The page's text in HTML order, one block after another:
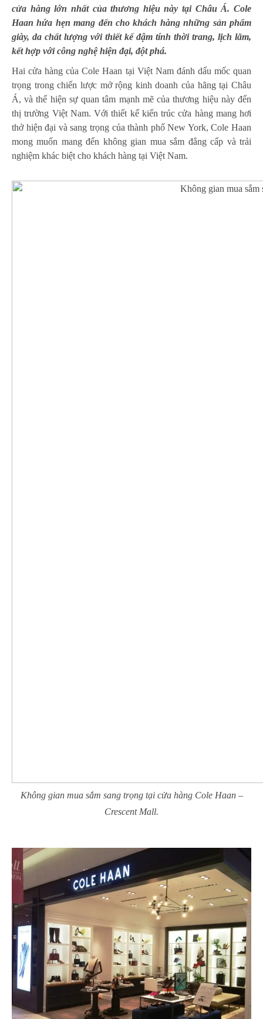
cửa hàng lớn nhất của thương hiệu này tại Châu Á. Cole
Haan hứa hẹn mang đến cho khách hàng những sản phẩm
giày, da chất lượng với thiết kế đậm tính thời trang, lịch lãm,
kết hợp với công nghệ hiện đại, đột phá.
Hai cửa hàng của Cole Haan tại Việt Nam đánh dấu mốc quan
trọng trong chiến lược mở rộng kinh doanh của hãng tại Châu
Á, và thể hiện sự quan tâm mạnh mẽ của thương hiệu này đến
thị trường Việt Nam. Với thiết kế kiến trúc cửa hàng mang hơi
thở hiện đại và sang trọng của thành phố New York, Cole Haan
mong muốn mang đến không gian mua sắm đẳng cấp và trải
nghiệm khác biệt cho khách hàng tại Việt Nam.
Không gian mua sắm sang trọng tại cửa hàng Cole Haan –
Crescent Mall.